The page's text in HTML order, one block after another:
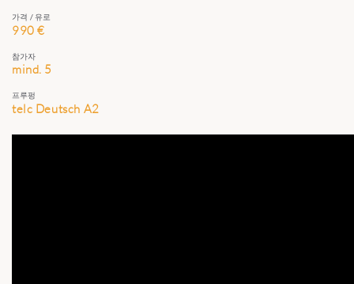
가격 / 유로
990 €
참가자
mind. 5
프루펑
telc Deutsch A2